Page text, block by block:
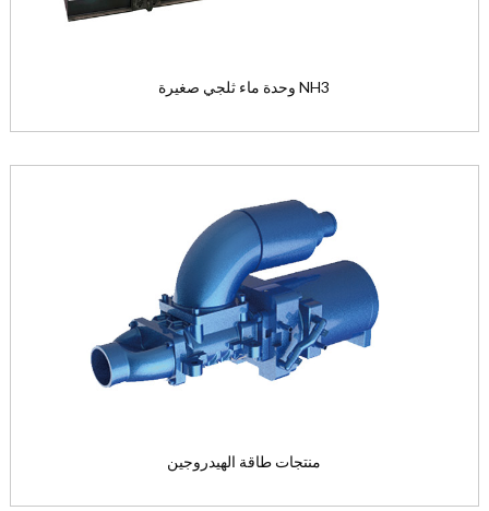
وحدة ماء ثلجي صغيرة NH3
View the product 
منتجات طاقة الهيدروجين